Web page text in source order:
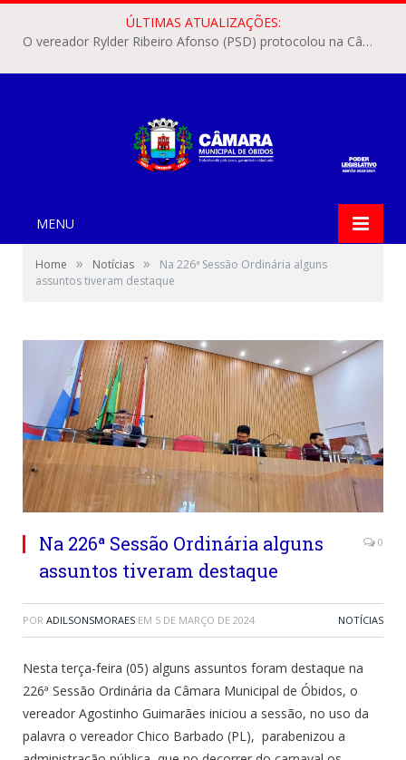
ÚLTIMAS ATUALIZAÇÕES:
O vereador Rylder Ribeiro Afonso (PSD) protocolou na Câmara Municipal de Óbidos o Requerimento nº 346/2026.
MENU
Home » Notícias »
Na 226ª Sessão Ordinária alguns
assuntos tiveram destaque
Na 226ª Sessão Ordinária alguns
assuntos tiveram destaque
0
POR ADILSONSMORAES EM 5 DE MARÇO DE 2024 NOTÍCIAS
Nesta terça-feira (05) alguns assuntos foram destaque na
226ª Sessão Ordinária da Câmara Municipal de Óbidos, o
vereador Agostinho Guimarães iniciou a sessão, no uso da
palavra o vereador Chico Barbado (PL), parabenizou a